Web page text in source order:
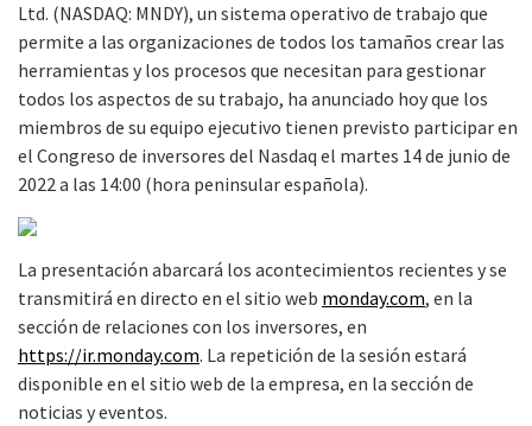
Ltd. (NASDAQ: MNDY), un sistema operativo de trabajo que
permite a las organizaciones de todos los tamaños crear las
herramientas y los procesos que necesitan para gestionar
todos los aspectos de su trabajo, ha anunciado hoy que los
miembros de su equipo ejecutivo tienen previsto participar en
el Congreso de inversores del Nasdaq el martes 14 de junio de
2022 a las 14:00 (hora peninsular española).
La presentación abarcará los acontecimientos recientes y se
transmitirá en directo en el sitio web monday.com, en la
sección de relaciones con los inversores, en
https://ir.monday.com. La repetición de la sesión estará
disponible en el sitio web de la empresa, en la sección de
noticias y eventos.